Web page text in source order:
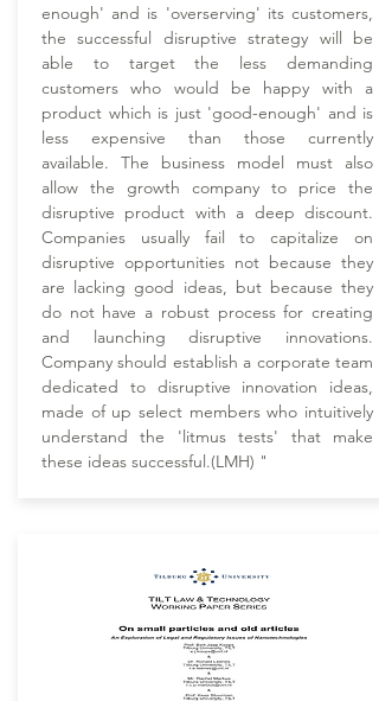
enough' and is 'overserving' its customers,
the successful disruptive strategy will be
able to target the less demanding
customers who would be happy with a
product which is just 'good-enough' and is
less expensive than those currently
available. The business model must also
allow the growth company to price the
disruptive product with a deep discount.
Companies usually fail to capitalize on
disruptive opportunities not because they
are lacking good ideas, but because they
do not have a robust process for creating
and launching disruptive innovations.
Company should establish a corporate team
dedicated to disruptive innovation ideas,
made of up select members who intuitively
understand the 'litmus tests' that make
these ideas successful.(LMH) "